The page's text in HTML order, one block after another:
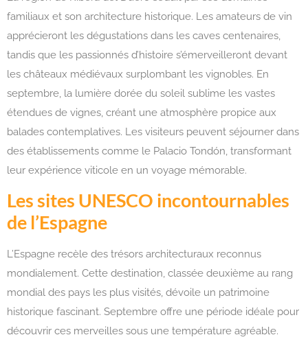
familiaux et son architecture historique. Les amateurs de vin
apprécieront les dégustations dans les caves centenaires,
tandis que les passionnés d’histoire s’émerveilleront devant
les châteaux médiévaux surplombant les vignobles. En
septembre, la lumière dorée du soleil sublime les vastes
étendues de vignes, créant une atmosphère propice aux
balades contemplatives. Les visiteurs peuvent séjourner dans
des établissements comme le Palacio Tondón, transformant
leur expérience viticole en un voyage mémorable.
Les sites UNESCO incontournables
de l’Espagne
L’Espagne recèle des trésors architecturaux reconnus
mondialement. Cette destination, classée deuxième au rang
mondial des pays les plus visités, dévoile un patrimoine
historique fascinant. Septembre offre une période idéale pour
découvrir ces merveilles sous une température agréable.